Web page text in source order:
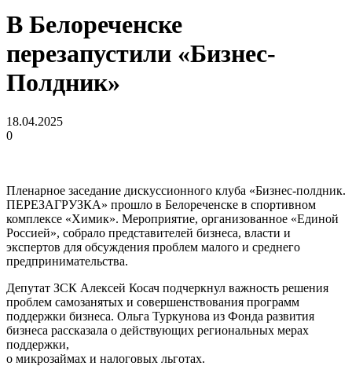
В Белореченске
перезапустили «Бизнес-
Полдник»
18.04.2025
0
Пленарное заседание дискуссионного клуба «Бизнес-полдник.
ПЕРЕЗАГРУЗКА» прошло в Белореченске в спортивном
комплексе «Химик». Мероприятие, организованное «Единой
Россией», собрало представителей бизнеса, власти и
экспертов для обсуждения проблем малого и среднего
предпринимательства.
Депутат ЗСК Алексей Косач подчеркнул важность решения
проблем самозанятых и совершенствования программ
поддержки бизнеса. Ольга Туркунова из Фонда развития
бизнеса рассказала о действующих региональных мерах
поддержки,
о микрозаймах и налоговых льготах.